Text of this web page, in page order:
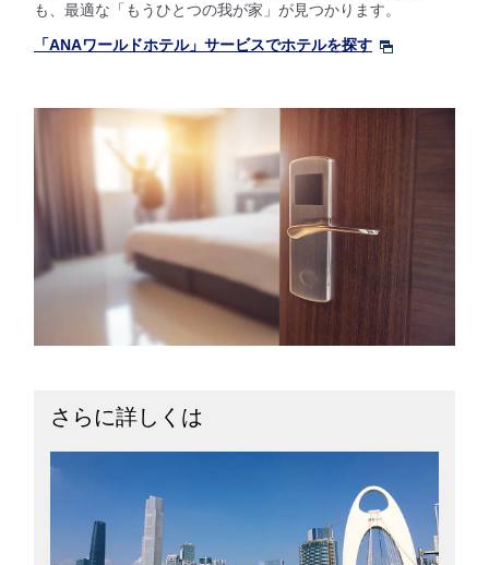
も、最適な「もうひとつの我が家」が見つかります。
「ANAワールドホテル」サービスでホテルを探す
さらに詳しくは